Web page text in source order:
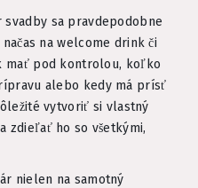
sa pravdepodobne
na welcome drink či
mať pod kontrolou, koľko
alebo kedy má prísť
vytvoriť si vlastný
zdieľať ho so všetkými,
nielen na samotný